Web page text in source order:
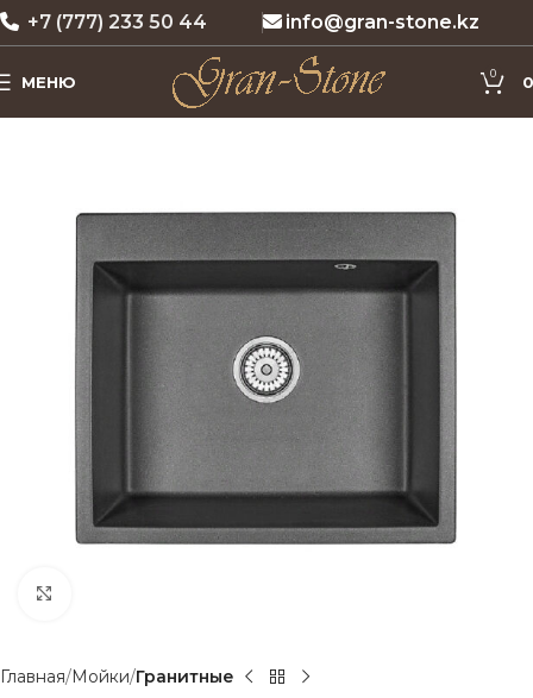
+7 (777) 233 50 44 info@gran-stone.kz
МЕНЮ 0 0
Главная Мойки Гранитные